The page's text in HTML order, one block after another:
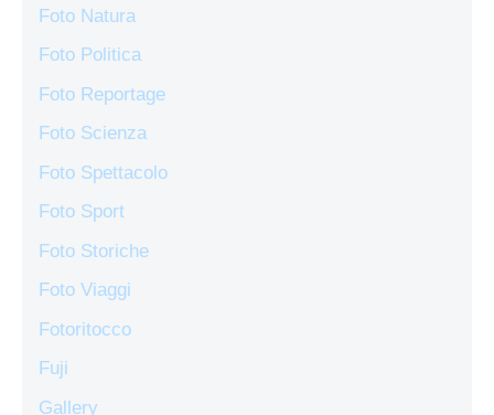
Foto Natura
Foto Politica
Foto Reportage
Foto Scienza
Foto Spettacolo
Foto Sport
Foto Storiche
Foto Viaggi
Fotoritocco
Fuji
Gallery